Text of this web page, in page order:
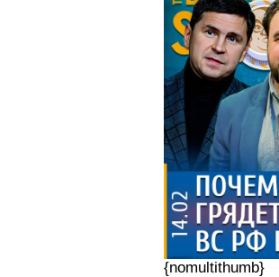
{nomultithumb}